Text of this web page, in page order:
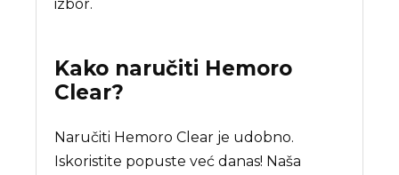
izbor.
Kako naručiti Hemoro
Clear?
Naručiti Hemoro Clear je udobno.
Iskoristite popuste već danas! Naša